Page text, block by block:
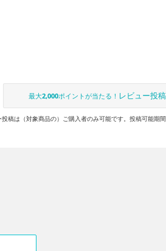
最大2,000ポイントが当たる！ レビュー投
稿は（対象商品の）ご購入者のみ可能です。投稿可能期